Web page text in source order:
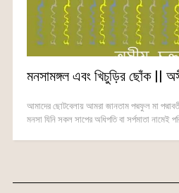
মনসামঙ্গল এবং খিচুড়ির ছোঁক ||
আমাদের ছোটবেলায় আমরা জানতাম পদ্মফুল মা
মনসা যিনি সকল সাপের অধিপতি বা সর্পমাতা নামেই